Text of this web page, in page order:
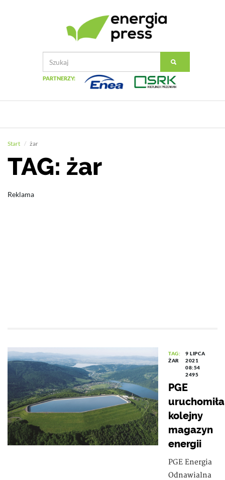
PARTNERZY:
Start żar
TAG: żar
Reklama
TAG:
ŻAR
9 LIPCA
2021
08:54
2495
PGE
uruchomiła
kolejny
magazyn
energii
PGE Energia
Odnawialna